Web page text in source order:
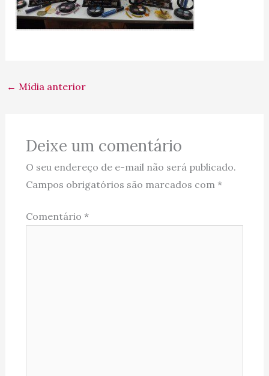
← Mídia anterior
Deixe um comentário
O seu endereço de e-mail não será publicado.
Campos obrigatórios são marcados com *
Comentário *